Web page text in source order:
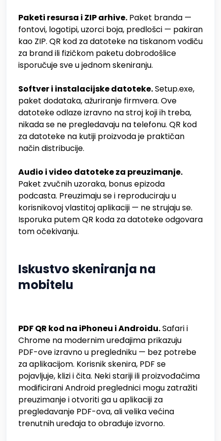
Paketi resursa i ZIP arhive. Paket branda —
fontovi, logotipi, uzorci boja, predlošci — pakiran
kao ZIP. QR kod za datoteke na tiskanom vodiču
za brand ili fizičkom paketu dobrodošlice
isporučuje sve u jednom skeniranju.
Softver i instalacijske datoteke.Setup.exe,
paket dodataka, ažuriranje firmvera. Ove
datoteke odlaze izravno na stroj koji ih treba,
nikada se ne pregledavaju na telefonu. QR kod
za datoteke na kutiji proizvoda je praktičan
način distribucije.
Audio i video datoteke za preuzimanje.
Paket zvučnih uzoraka, bonus epizoda
podcasta. Preuzimaju se i reproduciraju u
korisnikovoj vlastitoj aplikaciji — ne strujaju se.
Isporuka putem QR koda za datoteke odgovara
tom očekivanju.
Iskustvo skeniranja na
mobitelu
PDF QR kod na iPhoneu i Androidu.Safari i
Chrome na modernim uređajima prikazuju
PDF-ove izravno u pregledniku — bez potrebe
za aplikacijom. Korisnik skenira, PDF se
pojavljuje, klizi i čita. Neki stariji ili proizvođačima
modificirani Android preglednici mogu zatražiti
preuzimanje i otvoriti ga u aplikaciji za
pregledavanje PDF-ova, ali velika većina
trenutnih uređaja to obrađuje izvorno.